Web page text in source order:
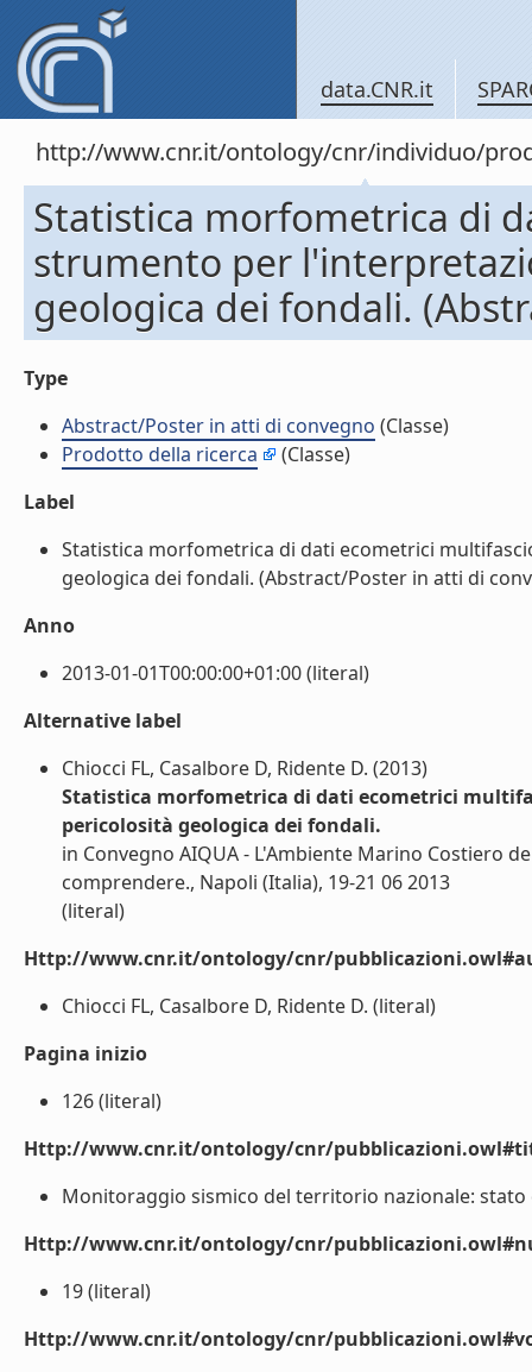
data.CNR.it
http://www.cnr.it/ontology/cnr/individuo/
Statistica morfometrica di
strumento per
geologica dei fondali.
Type
Abstract/Poster in atti di convegno (Classe)
Prodotto della ricerca
(Classe)
Label
Statistica morfometrica di dati ecometrici
geologica dei fondali. (Abstract/Poster in atti di
Anno
2013-01-01T00:00:00+01:00 (literal)
Alternative label
Chiocci FL, Casalbore D, Ridente D. (2013)
Statistica morfometrica di dati ecometrici
pericolosità geologica dei fondali.
in Convegno AIQUA - L'Ambiente Marino Costiero
comprendere., Napoli (Italia), 19-21 06 2013
(literal)
Http://www.cnr.it/ontology/cnr/
Chiocci FL, Casalbore D, Ridente D. (literal)
Pagina inizio
126 (literal)
Http://www.cnr.it/ontology/cnr/
Monitoraggio sismico del territorio nazionale:
Http://www.cnr.it/ontology/cnr/
19 (literal)
Http://www.cnr.it/ontology/cnr/